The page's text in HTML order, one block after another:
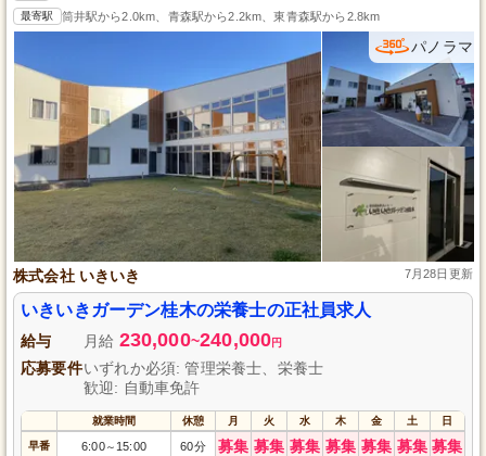
最寄駅 筒井駅から2.0km、青森駅から2.2km、東青森駅から2.8km
パノラマ
株式会社 いきいき 7月28日更新
いきいきガーデン桂木の栄養士の正社員求人
給与 月給 230,000~240,000円
応募要件いずれか必須: 管理栄養士、栄養士
歓迎: 自動車免許
就業時間 休憩 月 火 水 木 金 土 日
早番 6:00～ 15:00 60分 募集 募集 募集 募集 募集 募集 募集